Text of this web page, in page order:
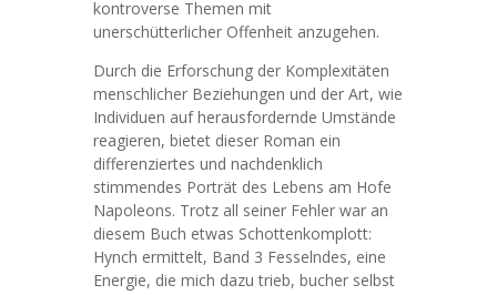
kontroverse Themen mit
unerschütterlicher Offenheit anzugehen.
Durch die Erforschung der Komplexitäten
menschlicher Beziehungen und der Art, wie
Individuen auf herausfordernde Umstände
reagieren, bietet dieser Roman ein
differenziertes und nachdenklich
stimmendes Porträt des Lebens am Hofe
Napoleons. Trotz all seiner Fehler war an
diesem Buch etwas Schottenkomplott:
Hynch ermittelt, Band 3 Fesselndes, eine
Energie, die mich dazu trieb, bucher selbst